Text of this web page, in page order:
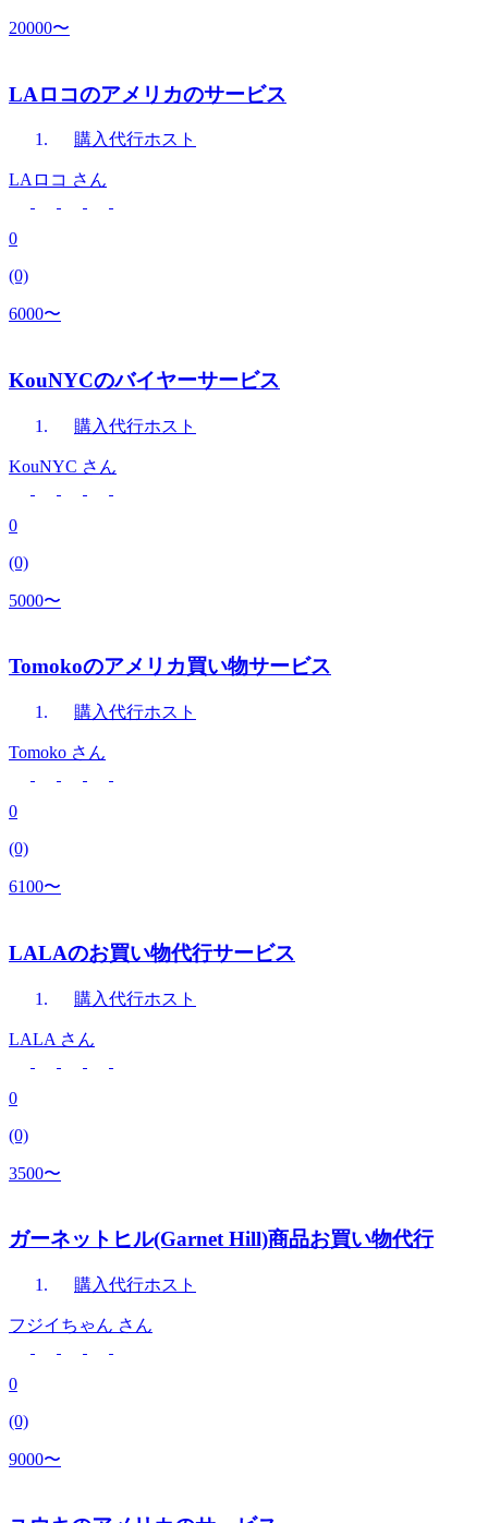
20000〜
LAロコのアメリカのサービス
購入代行ホスト
LAロコ さん
0
(0)
6000〜
KouNYCのバイヤーサービス
購入代行ホスト
KouNYC さん
0
(0)
5000〜
Tomokoのアメリカ買い物サービス
購入代行ホスト
Tomoko さん
0
(0)
6100〜
LALAのお買い物代行サービス
購入代行ホスト
LALA さん
0
(0)
3500〜
ガーネットヒル(Garnet Hill)商品お買い物代行
購入代行ホスト
フジイちゃん さん
0
(0)
9000〜